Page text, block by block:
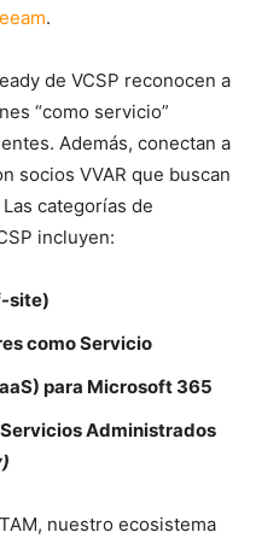
.
de VCSP reconocen a
“como servicio”
Además, conectan a
socios VVAR que buscan
categorías de
incluyen:
site)
como Servicio
para Microsoft 365
Administrados
nuestro ecosistema